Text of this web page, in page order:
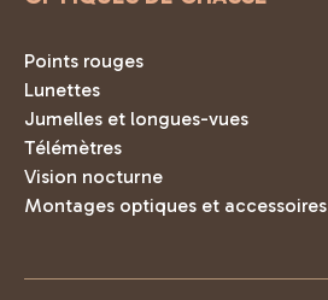
Points rouges
Lunettes
Jumelles et longues-vues
Télémètres
Vision nocturne
Montages optiques et accessoires